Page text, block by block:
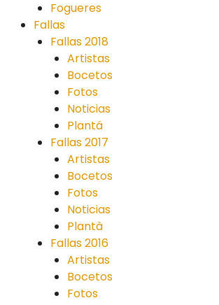
Fogueres
Fallas
Fallas 2018
Artistas
Bocetos
Fotos
Noticias
Plantá
Fallas 2017
Artistas
Bocetos
Fotos
Noticias
Plantà
Fallas 2016
Artistas
Bocetos
Fotos